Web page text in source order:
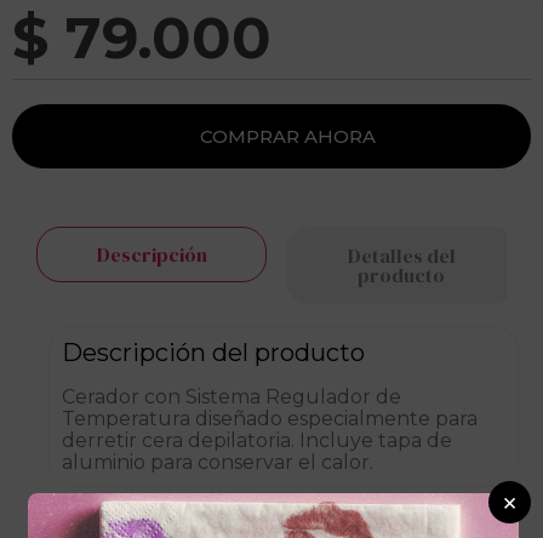
$ 79.000
Descripción Detalles del
producto
Descripción del producto
Cerador con Sistema Regulador de
Temperatura diseñado especialmente para
derretir cera depilatoria. Incluye tapa de
aluminio para conservar el calor.
×